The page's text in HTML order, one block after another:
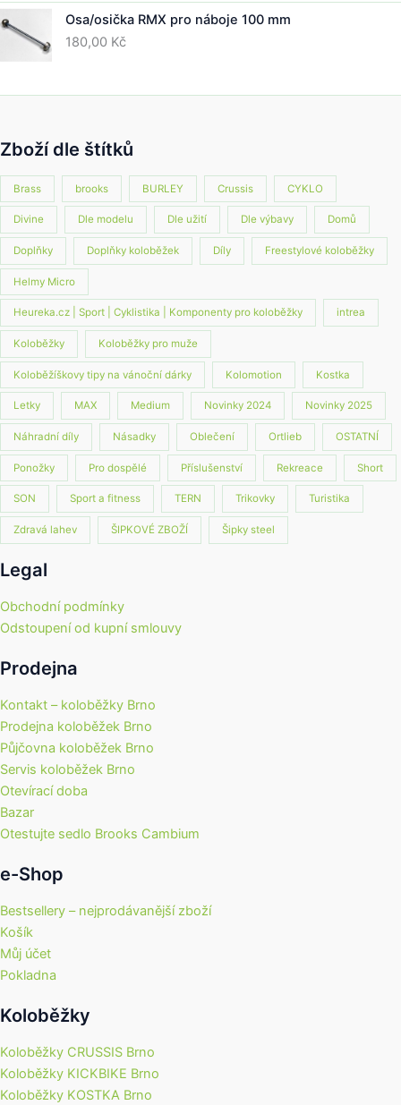
Osa/osička RMX pro náboje 100 mm
180,00 Kč
Zboží dle štítků
Brass brooks BURLEY Crussis CYKLO
Divine Dle modelu Dle užití Dle výbavy Domů
Doplňky Doplňky koloběžek Díly Freestylové koloběžky
Helmy Micro
Heureka.cz | Sport | Cyklistika | Komponenty pro koloběžky intrea
Koloběžky Koloběžky pro muže
Koloběžíškovy tipy na vánoční dárky Kolomotion Kostka
Letky MAX Medium Novinky 2024 Novinky 2025
Náhradní díly Násadky Oblečení Ortlieb OSTATNÍ
Ponožky Pro dospělé Příslušenství Rekreace Short
SON Sport a fitness TERN Trikovky Turistika
Zdravá lahev ŠIPKOVÉ ZBOŽÍ Šipky steel
Legal
Obchodní podmínky
Odstoupení od kupní smlouvy
Prodejna
Kontakt – koloběžky Brno
Prodejna koloběžek Brno
Půjčovna koloběžek Brno
Servis koloběžek Brno
Otevírací doba
Bazar
Otestujte sedlo Brooks Cambium
e-Shop
Bestsellery – nejprodávanější zboží
Košík
Můj účet
Pokladna
Koloběžky
Koloběžky CRUSSIS Brno
Koloběžky KICKBIKE Brno
Koloběžky KOSTKA Brno